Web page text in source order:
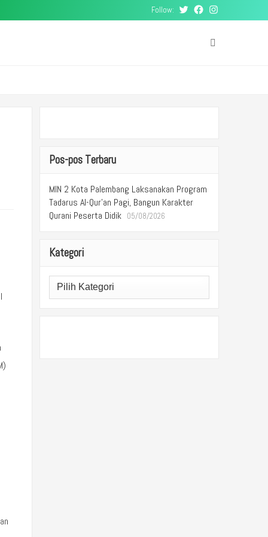
Follow: TwitterFacebookInstagram
Pos-pos Terbaru
MIN 2 Kota Palembang Laksanakan Program
Tadarus Al-Qur’an Pagi, Bangun Karakter
Qurani Peserta Didik 05/08/2026
Kategori
Kategori